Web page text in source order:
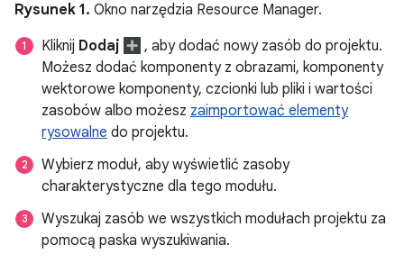
Rysunek 1. Okno narzędzia Resource Manager.
Kliknij Dodaj
, aby dodać nowy zasób do projektu.
Możesz dodać komponenty z obrazami, komponenty
wektorowe komponenty, czcionki lub pliki i wartości
zasobów albo możesz zaimportować elementy
rysowalne do projektu.
Wybierz moduł, aby wyświetlić zasoby
charakterystyczne dla tego modułu.
Wyszukaj zasób we wszystkich modułach projektu za
pomocą paska wyszukiwania.